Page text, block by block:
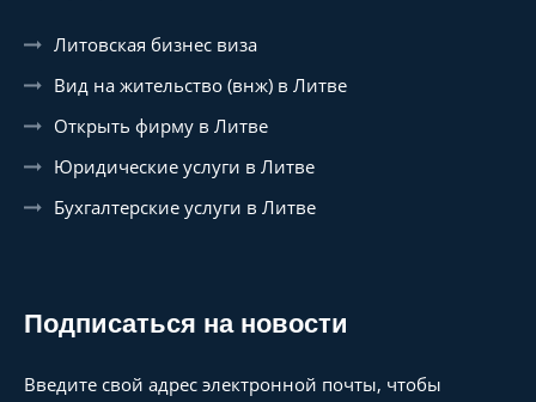
Литовская бизнес виза
Вид на жительство (внж) в Литве
Открыть фирму в Литве
Юридические услуги в Литве
Бухгалтерские услуги в Литве
Подписаться на новости
Введите свой адрес электронной почты, чтобы